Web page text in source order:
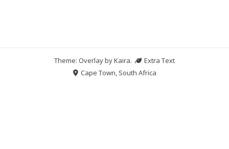
Theme: Overlay byKaira.
Extra Text
Cape Town, South Africa